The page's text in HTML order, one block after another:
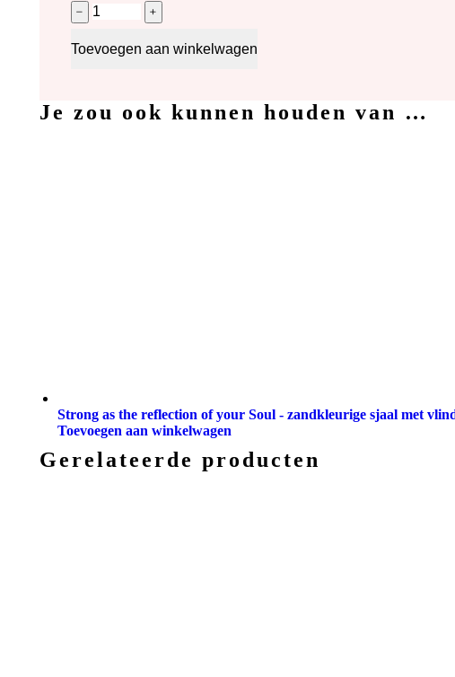
Let's
Rock
this
together
koraalkleurige
﹣ ﹢
Toevoegen aan winkelwagen
Je zou ook kunnen houden van …
Strong as the reflection of your Soul - zandkleurige sjaal met
Toevoegen aan winkelwagen
Gerelateerde producten